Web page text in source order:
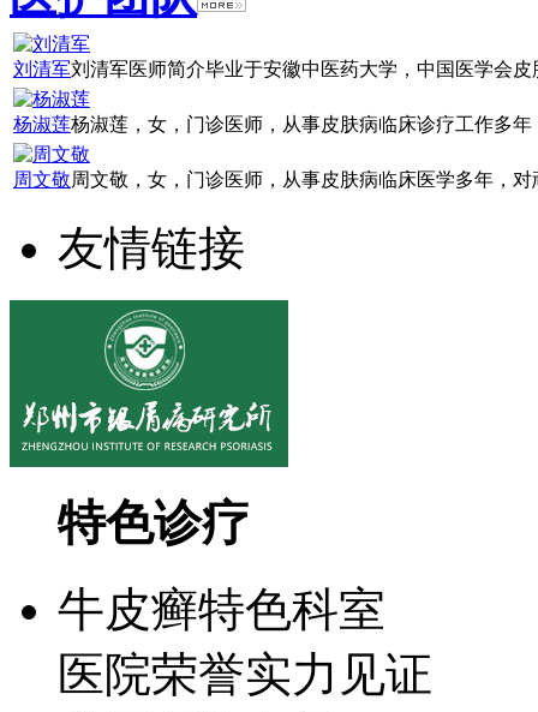
刘清军刘清军医师简介毕业于安徽中医药大学，中国医学会
杨淑莲杨淑莲，女，门诊医师，从事皮肤病临床诊疗工作多
周文敬周文敬，女，门诊医师，从事皮肤病临床医学多年，
友情链接
特色诊疗
牛皮癣特色科室
医院荣誉实力见证